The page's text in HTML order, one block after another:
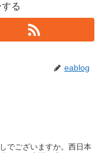
る
eablog
でございますか。西日本